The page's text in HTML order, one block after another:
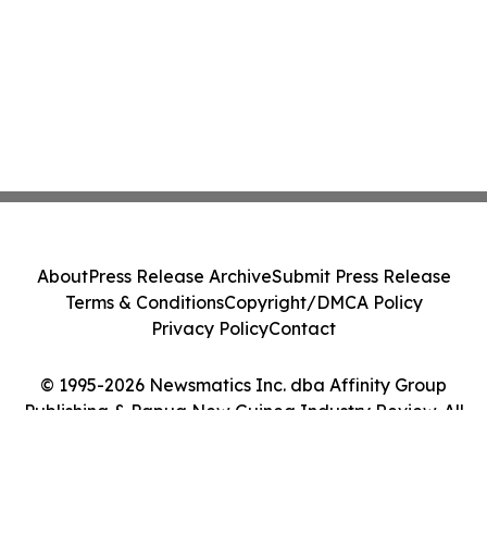
© 1995-2026 Newsmatics Inc. dba Affinity Group
Publishing & Papua New Guinea Industry Review. All
AboutPress Release ArchiveSubmit Press Release
Terms & ConditionsCopyright/DMCA Policy
Privacy PolicyContact